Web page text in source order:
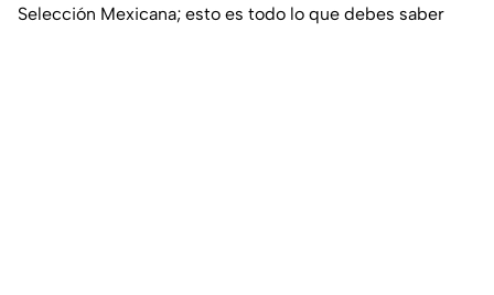
Selección Mexicana; esto es todo lo que debes saber